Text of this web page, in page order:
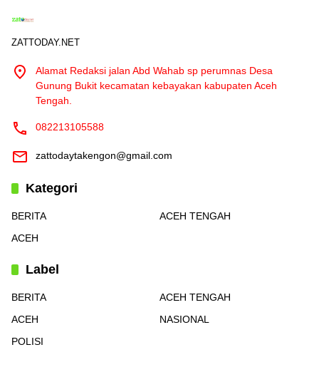
ZATTODAY.NET
Alamat Redaksi jalan Abd Wahab sp perumnas Desa
Gunung Bukit kecamatan kebayakan kabupaten Aceh
Tengah.
082213105588
zattodaytakengon@gmail.com
Kategori
BERITA
ACEH TENGAH
ACEH
Label
BERITA
ACEH TENGAH
ACEH
NASIONAL
POLISI